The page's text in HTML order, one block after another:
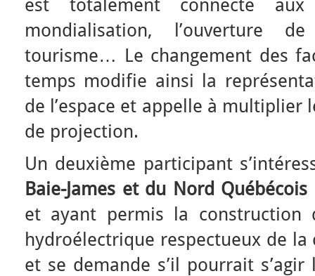
est totalement connecté
mondialisation, l’ouverture
tourisme… Le changement des
temps modifie ainsi la
de l’espace et appelle à multiplier
de projection.
Un deuxième participant
Baie-James et du Nord Québécois
et ayant permis la construction
hydroélectrique respectueux de
et se demande s’il pourrait